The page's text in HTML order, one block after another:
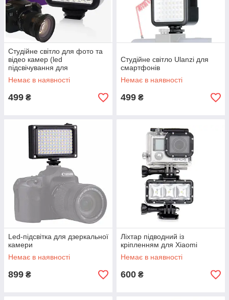
Студійне світло для фото та
відео камер (led
підсвічування для
смартфонів)
Немає в наявності
499 ₴
Студійне світло Ulanzi для
смартфонів
Немає в наявності
499 ₴
Led-підсвітка для дзеркальної
камери
Немає в наявності
899 ₴
Ліхтар підводний із
кріпленням для Xiaomi
Немає в наявності
600 ₴